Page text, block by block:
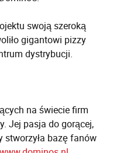
swoją szeroką
gigantowi pizzy
dystrybucji.
na świecie firm
Jej pasja do gorącej,
stworzyła bazę fanów